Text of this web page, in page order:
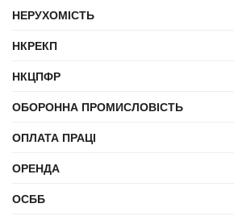
НЕРУХОМІСТЬ
НКРЕКП
НКЦПФР
ОБОРОННА ПРОМИСЛОВІСТЬ
ОПЛАТА ПРАЦІ
ОРЕНДА
ОСББ